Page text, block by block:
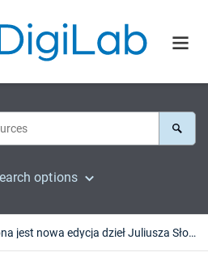
options
Czy potrzebna jest nowa edycja dzieł Juliusza Słowackiego?